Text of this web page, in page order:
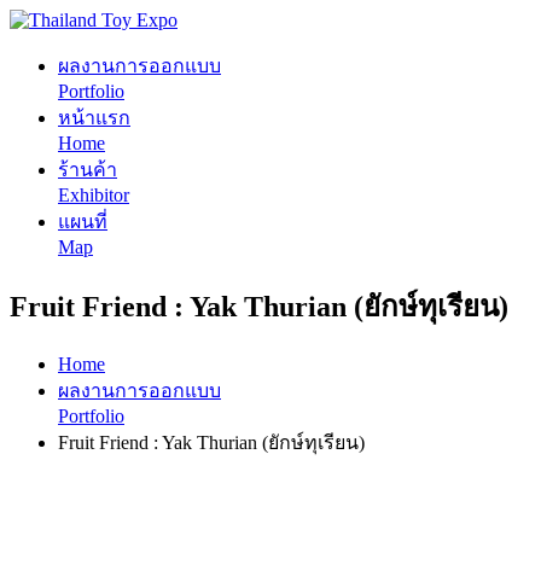
ผลงานการออกแบบ
Portfolio
หน้าแรก
Home
ร้านค้า
Exhibitor
แผนที่
Map
Fruit Friend : Yak Thurian (ยักษ์ทุเรียน)
Home
ผลงานการออกแบบ
Portfolio
Fruit Friend : Yak Thurian (ยักษ์ทุเรียน)